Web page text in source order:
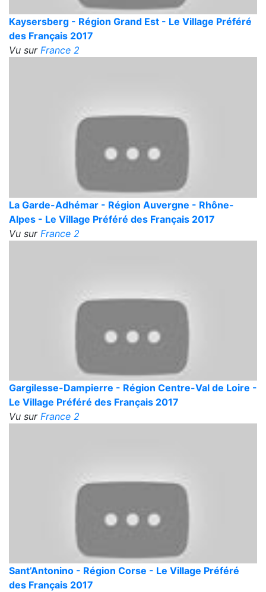
Kaysersberg - Région Grand Est - Le Village Préféré
des Français 2017
Vu sur France 2
La Garde-Adhémar - Région Auvergne - Rhône-
Alpes - Le Village Préféré des Français 2017
Vu sur France 2
Gargilesse-Dampierre - Région Centre-Val de Loire -
Le Village Préféré des Français 2017
Vu sur France 2
Sant’Antonino - Région Corse - Le Village Préféré
des Français 2017